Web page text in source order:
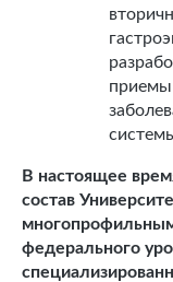
приемы
В настоящее
состав
федерального